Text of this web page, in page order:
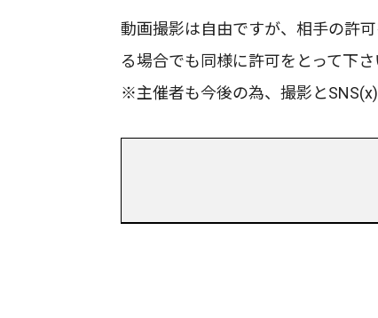
動画撮影は自由ですが、相手の許
る場合でも同様に許可をとって下さ
※主催者も今後の為、撮影と